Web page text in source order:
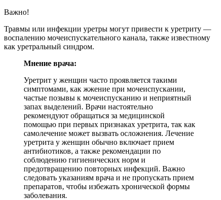
Важно!
Травмы или инфекции уретры могут привести к уретриту —
воспалению мочеиспускательного канала, также известному
как уретральный синдром.
Мнение врача:
Уретрит у женщин часто проявляется такими
симптомами, как жжение при мочеиспускании,
частые позывы к мочеиспусканию и неприятный
запах выделений. Врачи настоятельно
рекомендуют обращаться за медицинской
помощью при первых признаках уретрита, так как
самолечение может вызвать осложнения. Лечение
уретрита у женщин обычно включает прием
антибиотиков, а также рекомендации по
соблюдению гигиенических норм и
предотвращению повторных инфекций. Важно
следовать указаниям врача и не пропускать прием
препаратов, чтобы избежать хронической формы
заболевания.